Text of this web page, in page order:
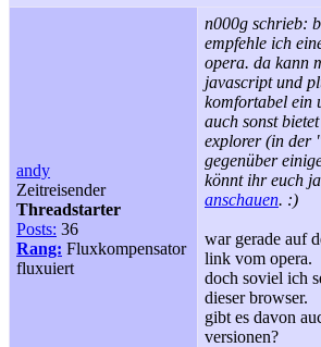
andy
Zeitreisender
Threadstarter
Posts: 36
Rang: Fluxkompensator
fluxuiert
n000g schrieb:
empfehle ich
opera. da kann
javascript und
komfortabel ein
auch sonst
explorer (in der
gegenüber
könnt ihr euch ja
anschauen. :)
war gerade auf
link vom opera.
doch soviel ich
dieser browser.
gibt es davon
versionen?